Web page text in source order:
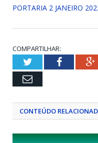
PORTARIA 2 JANEIRO
COMPARTILHAR:
TwitterFacebook
Email
CONTEÚDO